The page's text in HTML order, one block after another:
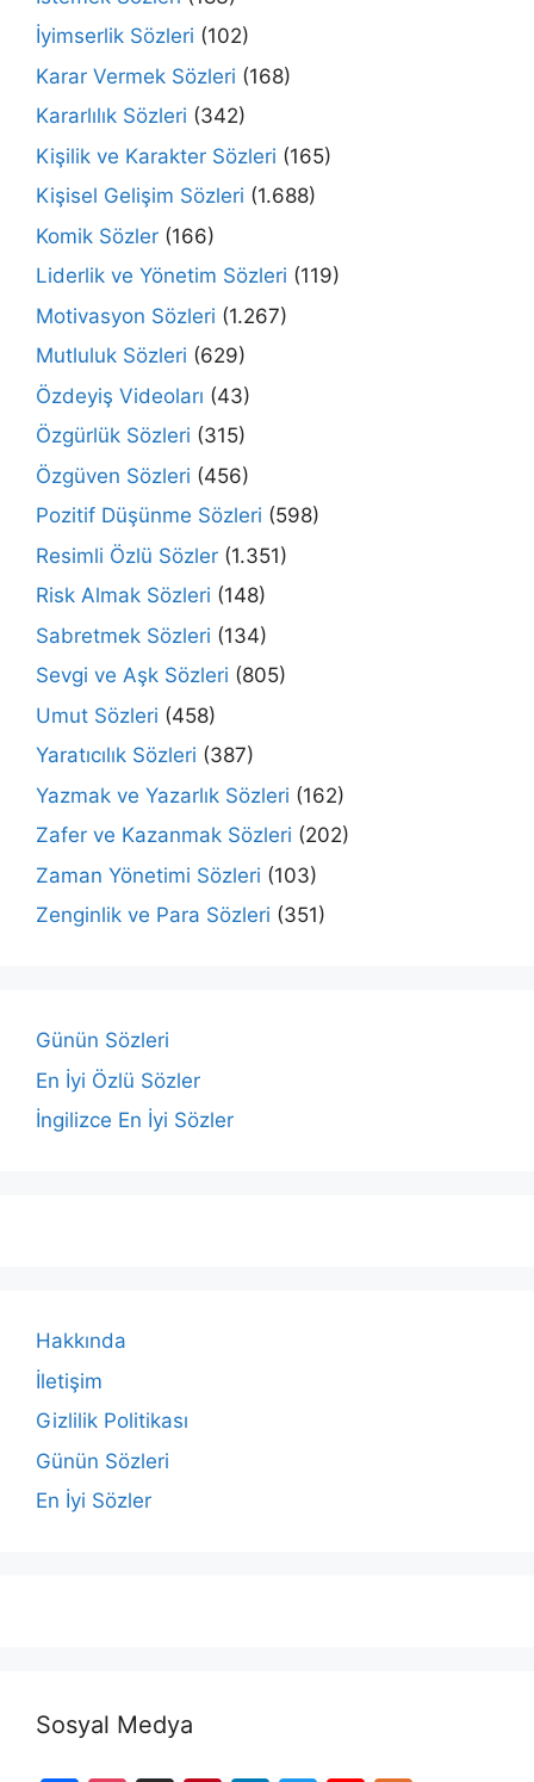
İyimserlik Sözleri (102)
Karar Vermek Sözleri (168)
Kararlılık Sözleri (342)
Kişilik ve Karakter Sözleri (165)
Kişisel Gelişim Sözleri (1.688)
Komik Sözler (166)
Liderlik ve Yönetim Sözleri (119)
Motivasyon Sözleri (1.267)
Mutluluk Sözleri (629)
Özdeyiş Videoları (43)
Özgürlük Sözleri (315)
Özgüven Sözleri (456)
Pozitif Düşünme Sözleri (598)
Resimli Özlü Sözler (1.351)
Risk Almak Sözleri (148)
Sabretmek Sözleri (134)
Sevgi ve Aşk Sözleri (805)
Umut Sözleri (458)
Yaratıcılık Sözleri (387)
Yazmak ve Yazarlık Sözleri (162)
Zafer ve Kazanmak Sözleri (202)
Zaman Yönetimi Sözleri (103)
Zenginlik ve Para Sözleri (351)
Günün Sözleri
En İyi Özlü Sözler
İngilizce En İyi Sözler
Hakkında
İletişim
Gizlilik Politikası
Günün Sözleri
En İyi Sözler
Sosyal Medya